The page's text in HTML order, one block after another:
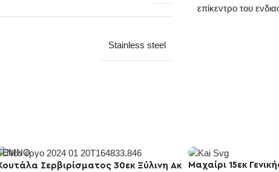
Stainless steel
επίκεντρο του
Σερβιρίσματος 30εκ Ξύλινη Ακ
-10%
Μαχαίρι 15εκ